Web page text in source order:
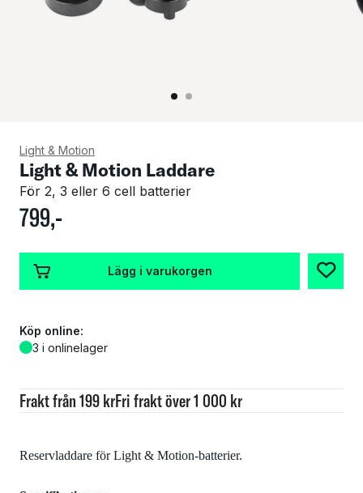
Light & Motion
Light & Motion Laddare
För 2, 3 eller 6 cell batterier
799,-
Reservladdare för Light & Motion-batterier.
Frakt från 199 krFri frakt över 1 000 kr
Lägg i varukorgen
Köp online:
3 i onlinelager